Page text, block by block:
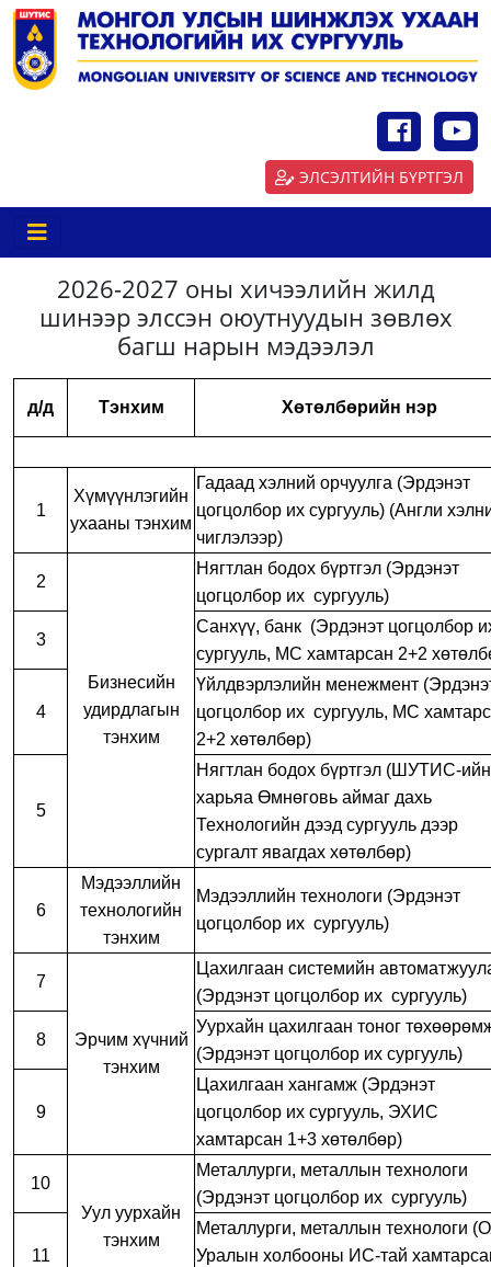
ЭЛСЭЛТИЙН БҮРТГЭЛ
2026-2027 оны хичээлийн жилд
шинээр элссэн оюутнуудын зөвлөх
багш нарын мэдээлэл
д/д Тэнхим Хөтөлбөрийн нэр
1
Хүмүүнлэгийн
ухааны тэнхим
Гадаад хэлний орчуулга (Эрдэнэт
цогцолбор их сургууль) (Англи
чиглэлээр)
2
Бизнесийн
удирдлагын
тэнхим
Нягтлан бодох бүртгэл (Эрдэнэт
цогцолбор их сургууль)
3
Санхүү, банк (Эрдэнэт цогцолбор
сургууль, МС хамтарсан 2+2
4
Үйлдвэрлэлийн менежмент
цогцолбор их сургууль, МС
2+2 хөтөлбөр)
5
Нягтлан бодох бүртгэл (ШУТИС-ийн
харьяа Өмнөговь аймаг дахь
Технологийн дээд сургууль дээр
сургалт явагдах хөтөлбөр)
6
Мэдээллийн
технологийн
тэнхим
Мэдээллийн технологи (Эрдэнэт
цогцолбор их сургууль)
7
Эрчим хүчний
тэнхим
Цахилгаан системийн
(Эрдэнэт цогцолбор их сургууль)
8
Уурхайн цахилгаан тоног
(Эрдэнэт цогцолбор их сургууль)
9
Цахилгаан хангамж (Эрдэнэт
цогцолбор их сургууль, ЭХИС
хамтарсан 1+3 хөтөлбөр)
10
Уул уурхайн
тэнхим
Металлурги, металлын технологи
(Эрдэнэт цогцолбор их сургууль)
11
Металлурги, металлын технологи
Уралын холбооны ИС-тай